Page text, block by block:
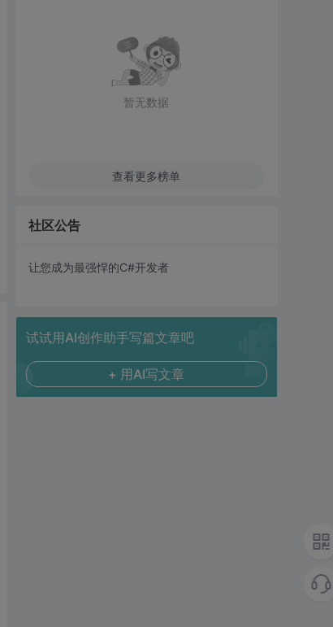
暂无数据
查看更多榜单
社区公告
让您成为最强悍的C#开发者
试试用AI创作助手写篇文章吧
+ 用AI写文章